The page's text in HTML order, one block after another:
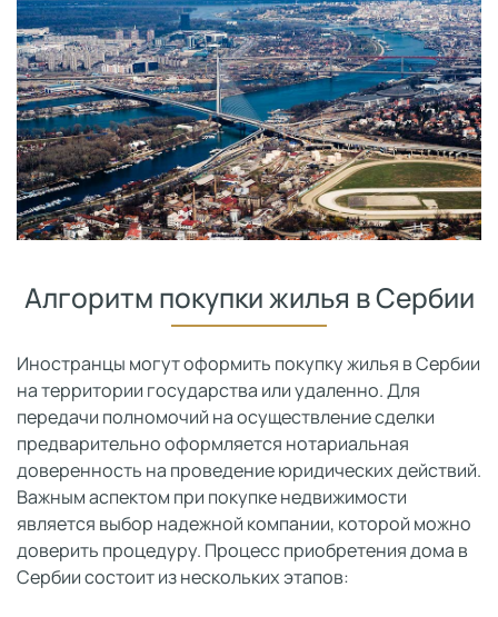
Алгоритм покупки жилья в Сербии
Иностранцы могут оформить покупку жилья в Сербии
на территории государства или удаленно. Для
передачи полномочий на осуществление сделки
предварительно оформляется нотариальная
доверенность на проведение юридических действий.
Важным аспектом при покупке недвижимости
является выбор надежной компании, которой можно
доверить процедуру. Процесс приобретения дома в
Сербии состоит из нескольких этапов: